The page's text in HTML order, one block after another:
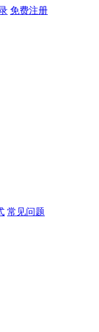
免费注册
常见问题